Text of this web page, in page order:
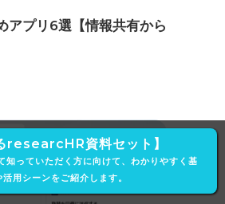
プリ6選【情報共有から
researcHR資料セット】
っていただく方に向けて、わかりやすく基
用シーンをご紹介します。